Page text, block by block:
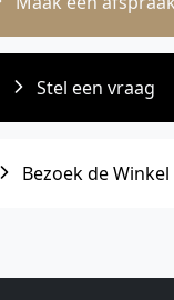
Stel een vraag
Bezoek de Winkel